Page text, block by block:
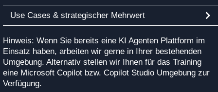
Use Cases & strategischer Mehrwert
Hinweis: Wenn Sie bereits eine KI Agenten Plattform im
Einsatz haben, arbeiten wir gerne in Ihrer bestehenden
Umgebung. Alternativ stellen wir Ihnen für das Training
eine Microsoft Copilot bzw. Copilot Studio Umgebung zur
Verfügung.